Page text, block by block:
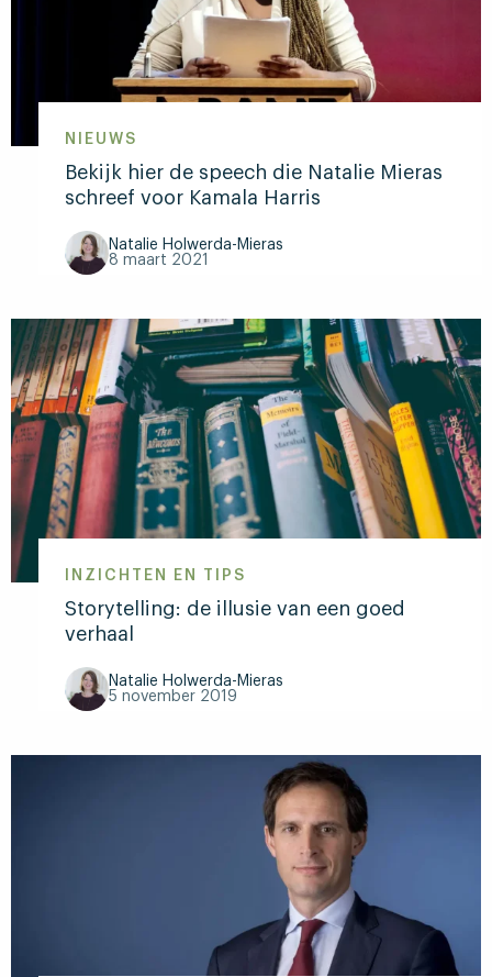
NIEUWS
Bekijk hier de speech die Natalie Mieras
schreef voor Kamala Harris
Natalie Holwerda-Mieras
8 maart 2021
Lees
meer
over
Bekijk
hier
de
speech
die
Natalie
Mieras
INZICHTEN EN TIPS
Storytelling: de illusie van een goed
verhaal
Natalie Holwerda-Mieras
5 november 2019